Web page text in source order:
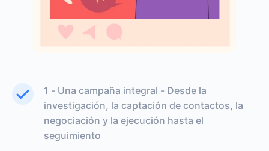
1 - Una campaña integral - Desde la
investigación, la captación de contactos, la
negociación y la ejecución hasta el
seguimiento